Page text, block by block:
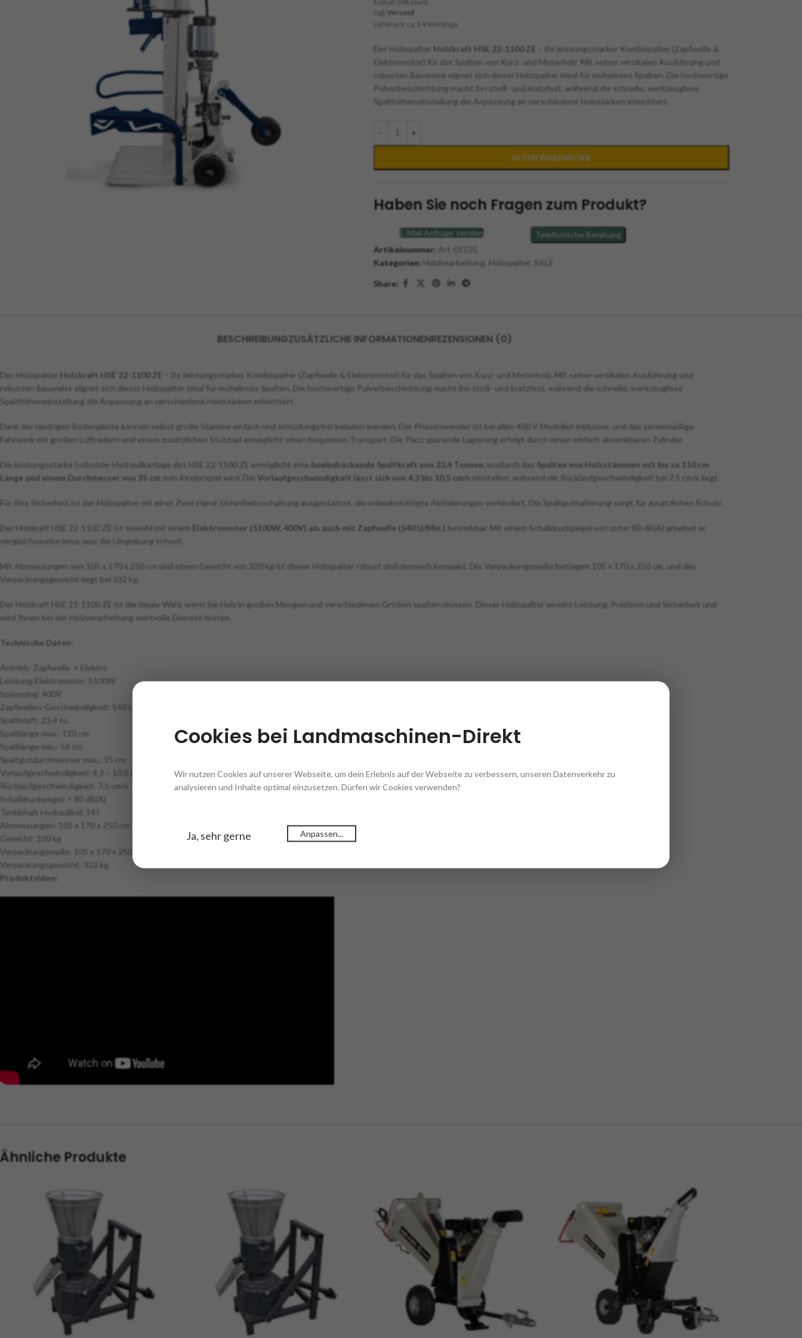
Enthält 20% MwSt.
zzgl. Versand
Lieferzeit: ca. 3-4 Werktage
Der Holzspalter Holzkraft HSE 22-1100 ZE
– Ihr leistungsstarker Kombispalter (Zapfwelle &
Elektromotor) für das Spalten von Kurz- und Meterholz. Mit seiner vertikalen Ausführung und
robusten Bauweise eignet sich dieser Holzspalter ideal für müheloses Spalten. Die hochwertige
Pulverbeschichtung macht ihn stoß- und kratzfest, während die schnelle, werkzeuglose
Spalthöheneinstellung die Anpassung an verschiedene Holzstärken erleichtert.
+
IN DEN WARENKORB
Haben Sie noch Fragen zum Produkt?
E-Mail Anfrage senden
Telefonische Beratung
Artikelnummer: Art-01535
Kategorien: Holzbearbeitung Holzspalter SALE
Share:
BESCHREIBUNGZUSÄTZLICHE INFORMATIONENREZENSIONEN (0)
Der Holzspalter Holzkraft HSE 22-1100 ZE
– Ihr leistungsstarker Kombispalter (Zapfwelle & Elektromotor) für das Spalten von Kurz- und Meterholz. Mit seiner vertikalen Ausführung und
robusten Bauweise eignet sich dieser Holzspalter ideal für müheloses Spalten. Die hochwertige Pulverbeschichtung macht ihn stoß- und kratzfest, während die schnelle, werkzeuglose
Spalthöheneinstellung die Anpassung an verschiedene Holzstärken erleichtert.
Dank der niedrigen Bodenplatte können selbst große Stämme einfach und ermüdungsfrei beladen werden. Der Phasenwender ist bei allen 400 V Modellen inklusive, und das serienmäßige
Fahrwerk mit großen Lufträdern und einem zusätzlichen Stützrad ermöglicht einen bequemen Transport. Die Platz sparende Lagerung erfolgt durch einen einfach absenkbaren Zylinder.
Die leistungsstarke Industrie-Hydraulikanlage des HSE 22-1100 ZE ermöglicht eine beeindruckende Spaltkraft von 23,4 Tonnen, wodurch das Spalten von Holzstämmen mit bis zu 110 cm
Länge und einem Durchmesser von 35 cm zum Kinderspiel wird. Die Vorlaufgeschwindigkeit lässt sich von 4,3 bis 10,5 cm/s einstellen, während die Rücklaufgeschwindigkeit bei 7,5 cm/s liegt.
Für Ihre Sicherheit ist der Holzspalter mit einer Zwei-Hand-Sicherheitsschaltung ausgestattet, die unbeabsichtigte Aktivierungen verhindert. Die Spaltguthalterung sorgt für zusätzlichen Schutz.
Der Holzkraft HSE 22-1100 ZE ist sowohl mit einem Elektromotor (5100W, 400V) als auch mit Zapfwelle (540 U/Min.) betreibbar. Mit einem Schalldruckpegel von unter 80 dB(A) arbeitet er
vergleichsweise leise, was die Umgebung schont.
Mit Abmessungen von 105 x 170 x 250 cm und einem Gewicht von 320 kg ist dieser Holzspalter robust und dennoch kompakt. Die Verpackungsmaße betragen 105 x 170 x 250 cm, und das
Verpackungsgewicht liegt bei 332 kg.
Der Holzkraft HSE 22-1100 ZE ist die ideale Wahl, wenn Sie Holz in großen Mengen und verschiedenen Größen spalten müssen. Dieser Holzspalter vereint Leistung, Präzision und Sicherheit und
wird Ihnen bei der Holzverarbeitung wertvolle Dienste leisten.
Technische Daten:
Antrieb: Zapfwelle + Elektro
Leistung Elektromotor: 5100W
Spannung: 400V
Zapfwellen-Geschwindigkeit: 540 U/Min.
Spaltkraft: 23,4 to.
Spaltlänge max.: 110 cm
Spaltlänge min.: 56 cm
Spaltgutdurchmesser max.: 35 cm
Vorlaufgeschwindigkeit: 4,3 – 10,5 cm/s
Rücklaufgeschwindigkeit: 7,5 cm/s
Schalldruckpegel: < 80 dB(A)
Tankinhalt Hydrauliköl: 14 l
Abmessungen: 105 x 170 x 250 cm
Gewicht: 320 kg
Verpackungsmaße: 105 x 170 x 250 cm
Verpackungsgewicht: 332 kg
Produktvideo:
Ähnliche Produkte
Cookies bei Landmaschinen-Direkt
Wir nutzen Cookies auf unserer Webseite, um dein Erlebnis auf der Webseite zu verbessern, unseren Datenverkehr zu
analysieren und Inhalte optimal einzusetzen. Dürfen wir Cookies verwenden?
Ja, sehr gerne Anpassen...